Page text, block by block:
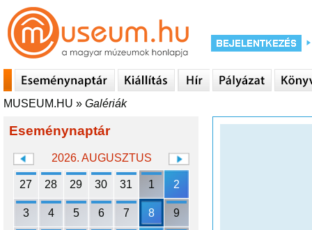
MUSEUM.HU » Galériák
Eseménynaptár
2026. AUGUSZTUS
27 28 29 30 31 1 2
3 4 5 6 7 8 9